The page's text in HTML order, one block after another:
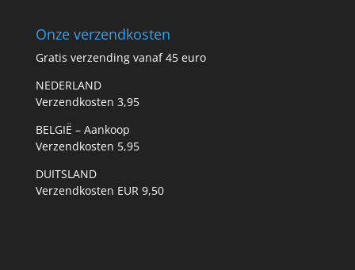
Onze verzendkosten
Gratis verzending vanaf 45 euro
NEDERLAND
Verzendkosten 3,95
BELGIË – Aankoop
Verzendkosten 5,95
DUITSLAND
Verzendkosten EUR 9,50